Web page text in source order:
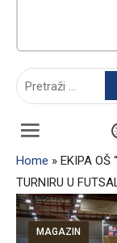
Home » EKIPA OŠ
TURNIRU U
MAGAZIN